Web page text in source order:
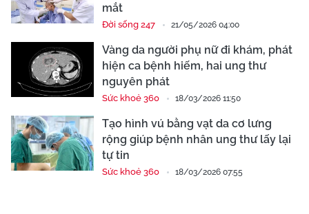
mắt
Đời sống 247 21/05/2026 04:00
Vàng da người phụ nữ đi khám, phát
hiện ca bệnh hiếm, hai ung thư
nguyên phát
Sức khoẻ 360 18/03/2026 11:50
Tạo hình vú bằng vạt da cơ lưng
rộng giúp bệnh nhân ung thư lấy lại
tự tin
Sức khoẻ 360 18/03/2026 07:55